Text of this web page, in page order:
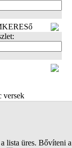
versek
lista üres. Bővíteni